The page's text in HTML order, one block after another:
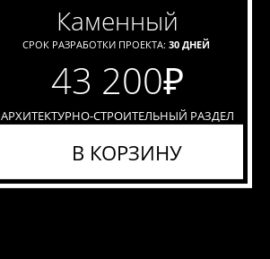
каменный
СРОК РАЗРАБОТКИ ПРОЕКТА: 30 ДНЕЙ
43 200₽
АРХИТЕКТУРНО-СТРОИТЕЛЬНЫЙ РАЗДЕЛ
В КОРЗИНУ